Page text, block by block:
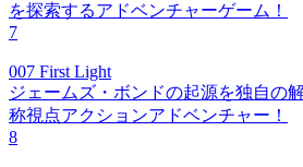
を探索するアドベンチャーゲーム！
7
007 First Light
ジェームズ・ボンドの起源を独自の
称視点アクションアドベンチャー！
8